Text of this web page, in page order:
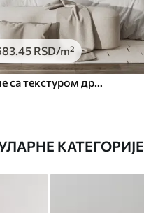
.45 RSD/m²
КАТЕГОРИЈЕ